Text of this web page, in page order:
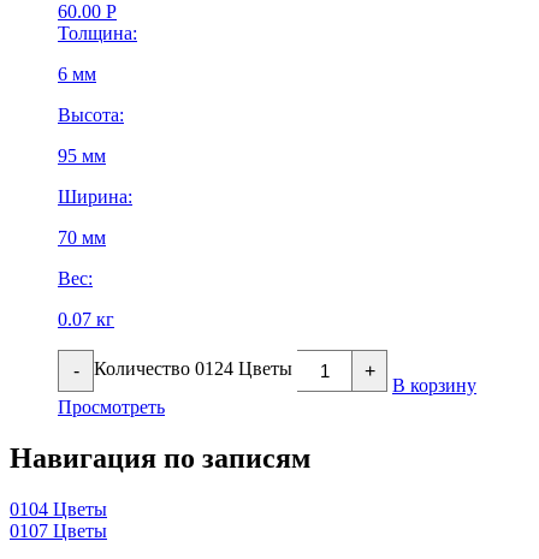
60.00 Р
Толщина:
6 мм
Высота:
95 мм
Ширина:
70 мм
Вес:
0.07 кг
- Количество 0124 Цветы +
В корзину
Просмотреть
Навигация по записям
0104 Цветы
0107 Цветы